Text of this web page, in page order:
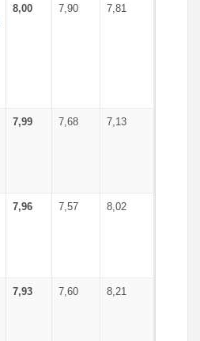
8,00 7,90 7,81
7,99 7,68 7,13
7,96 7,57 8,02
7,93 7,60 8,21